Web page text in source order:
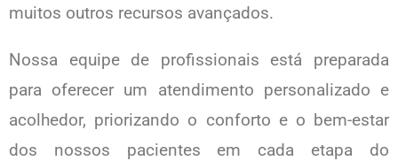
muitos outros recursos avançados.
Nossa equipe de profissionais está preparada
para oferecer um atendimento personalizado e
acolhedor, priorizando o conforto e o bem-estar
dos nossos pacientes em cada etapa do